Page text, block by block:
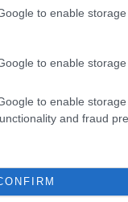
to enable
to enable
to enable
and fraud
a Microsoft
nem tudta